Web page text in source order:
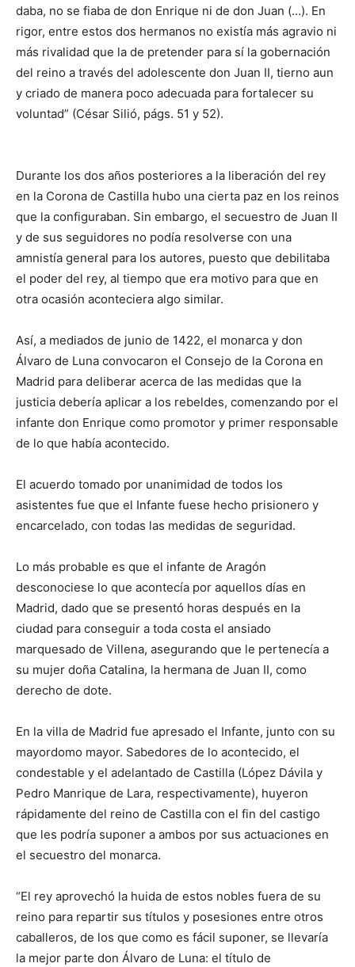
daba, no se fiaba de don Enrique ni de don Juan (…). En
rigor, entre estos dos hermanos no existía más agravio ni
más rivalidad que la de pretender para sí la gobernación
del reino a través del adolescente don Juan II, tierno aun
y criado de manera poco adecuada para fortalecer su
voluntad” (César Silió, págs. 51 y 52).
Durante los dos años posteriores a la liberación del rey
en la Corona de Castilla hubo una cierta paz en los reinos
que la configuraban. Sin embargo, el secuestro de Juan II
y de sus seguidores no podía resolverse con una
amnistía general para los autores, puesto que debilitaba
el poder del rey, al tiempo que era motivo para que en
otra ocasión aconteciera algo similar.
Así, a mediados de junio de 1422, el monarca y don
Álvaro de Luna convocaron el Consejo de la Corona en
Madrid para deliberar acerca de las medidas que la
justicia debería aplicar a los rebeldes, comenzando por el
infante don Enrique como promotor y primer responsable
de lo que había acontecido.
El acuerdo tomado por unanimidad de todos los
asistentes fue que el Infante fuese hecho prisionero y
encarcelado, con todas las medidas de seguridad.
Lo más probable es que el infante de Aragón
desconociese lo que acontecía por aquellos días en
Madrid, dado que se presentó horas después en la
ciudad para conseguir a toda costa el ansiado
marquesado de Villena, asegurando que le pertenecía a
su mujer doña Catalina, la hermana de Juan II, como
derecho de dote.
En la villa de Madrid fue apresado el Infante, junto con su
mayordomo mayor. Sabedores de lo acontecido, el
condestable y el adelantado de Castilla (López Dávila y
Pedro Manrique de Lara, respectivamente), huyeron
rápidamente del reino de Castilla con el fin del castigo
que les podría suponer a ambos por sus actuaciones en
el secuestro del monarca.
“El rey aprovechó la huida de estos nobles fuera de su
reino para repartir sus títulos y posesiones entre otros
caballeros, de los que como es fácil suponer, se llevaría
la mejor parte don Álvaro de Luna: el título de